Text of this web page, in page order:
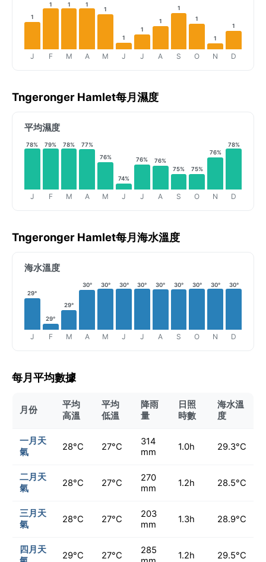
1
J
1
F
1
M
1
A
1
M
1
J
1
J
1
A
1
S
1
O
1
N
1
D
Tngeronger Hamlet每月濕度
平均濕度
78%
J
79%
F
78%
M
77%
A
76%
M
74%
J
76%
J
76%
A
75%
S
75%
O
76%
N
78%
D
Tngeronger Hamlet每月海水溫度
海水溫度
29°
J
29°
F
29°
M
30°
A
30°
M
30°
J
30°
J
30°
A
30°
S
30°
O
30°
N
30°
D
每月平均數據
月份
平均
高溫
平均
低溫
降雨
量
日照
時數
海水溫
度
一月天
氣
28°C 27°C
314
mm
1.0h 29.3°C
二月天
氣
28°C 27°C
270
mm
1.2h 28.5°C
三月天
氣
28°C 27°C
203
mm
1.3h 28.9°C
四月天
29°C 27°C
285
1.2h 29.5°C